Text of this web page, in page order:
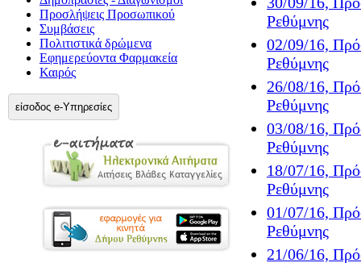
Προσλήψεις Προσωπικού
Συμβάσεις
Πολιτιστικά δρώμενα
Εφημερεύοντα Φαρμακεία
Καιρός
είσοδος e-Υπηρεσίες
Ρεθύμνης
02/09/16,
Ρεθύμνης
26/08/16,
Ρεθύμνης
03/08/16,
Ρεθύμνης
18/07/16,
Ρεθύμνης
01/07/16,
Ρεθύμνης
21/06/16,